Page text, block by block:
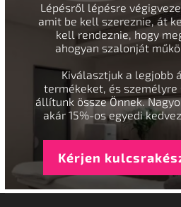
Lépésről lépésre
amit be kell szereznie, át
kell rendeznie, hogy
ahogyan szalonját
Kiválasztjuk a legjobb
termékeket, és
állítunk össze Önnek.
akár 15%-os egyedi
Kérjen